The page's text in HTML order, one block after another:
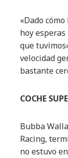
«Dado
hoy
que
velocidad
bastante
COCHE
Bubba
Racing,
no estuvo